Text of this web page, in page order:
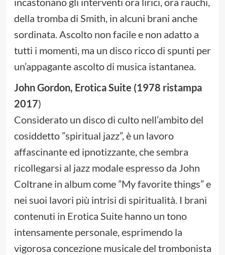
della tromba di Smith, in alcuni brani anche
sordinata. Ascolto non facile e non adatto a
tutti i momenti, ma un disco ricco di spunti per
un’appagante ascolto di musica istantanea.
John Gordon, Erotica Suite (1978 ristampa
2017)
Considerato un disco di culto nell’ambito del
cosiddetto ”spiritual jazz”, è un lavoro
affascinante ed ipnotizzante, che sembra
ricollegarsi al jazz modale espresso da John
Coltrane in album come ”My favorite things” e
nei suoi lavori più intrisi di spiritualità. I brani
contenuti in Erotica Suite hanno un tono
intensamente personale, esprimendo la
vigorosa concezione musicale del trombonista